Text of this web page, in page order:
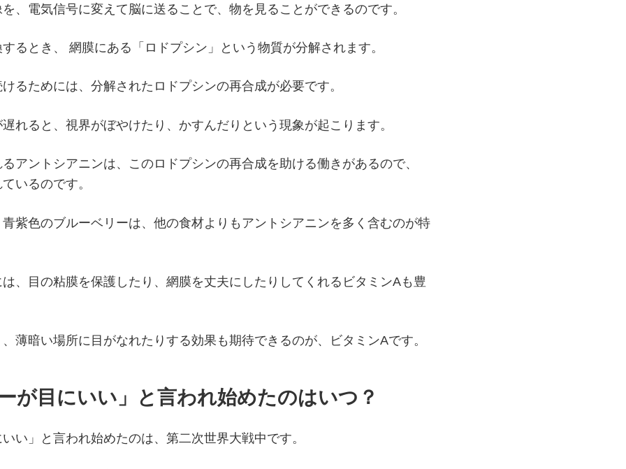
、電気信号に変えて脳に送ることで、物を見ることができるのです。
るとき、 網膜にある「ロドプシン」という物質が分解されます。
るためには、分解されたロドプシンの再合成が必要です。
れると、視界がぼやけたり、かすんだりという現象が起こります。
アントシアニンは、このロドプシンの再合成を助ける働きがあるので、
いるのです。
紫色のブルーベリーは、他の食材よりもアントシアニンを多く含むのが特
、目の粘膜を保護したり、網膜を丈夫にしたりしてくれるビタミンAも豊
薄暗い場所に目がなれたりする効果も期待できるのが、ビタミンAです。
が目にいい」と言われ始めたのはいつ？
い」と言われ始めたのは、第二次世界大戦中です。